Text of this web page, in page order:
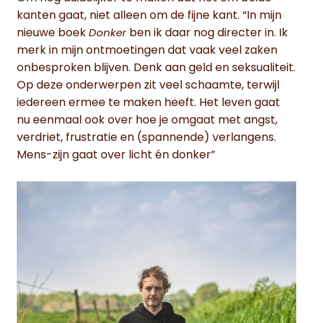
kanten gaat, niet alleen om de fijne kant. “In mijn
nieuwe boek Donker ben ik daar nog directer in. Ik
merk in mijn ontmoetingen dat vaak veel zaken
onbesproken blijven. Denk aan geld en seksualiteit.
Op deze onderwerpen zit veel schaamte, terwijl
iedereen ermee te maken heeft. Het leven gaat
nu eenmaal ook over hoe je omgaat met angst,
verdriet, frustratie en (spannende) verlangens.
Mens-zijn gaat over licht én donker”